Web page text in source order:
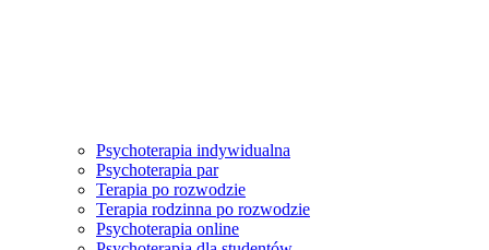
Psychoterapia indywidualna
Psychoterapia par
Terapia po rozwodzie
Terapia rodzinna po rozwodzie
Psychoterapia online